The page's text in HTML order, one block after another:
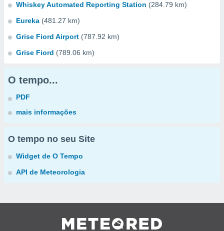
Whiskey Automated Reporting Station (284.79 km)
Eureka (481.27 km)
Grise Fiord Airport (787.92 km)
Grise Fiord (789.06 km)
O tempo...
PDF
mais informações
O tempo no seu Site
Widget de O Tempo
API de Meteorologia